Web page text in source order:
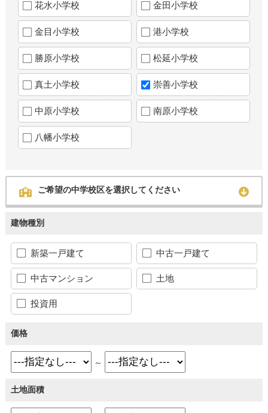
花水小学校 金田小学校
金目小学校 港小学校
勝原小学校 松延小学校
真土小学校 崇善小学校
中原小学校 南原小学校
八幡小学校
ご希望の中学校区を選択してください
建物種別
新築一戸建て 中古一戸建て
中古マンション 土地
投資用
価格
～
土地面積